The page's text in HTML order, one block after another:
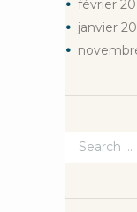
février
janvier